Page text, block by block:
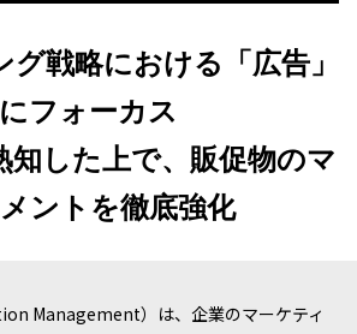
戦略における「広告」
にフォーカス
知した上で、販促物のマ
ントを徹底強化
Management）は、企業のマーケティ